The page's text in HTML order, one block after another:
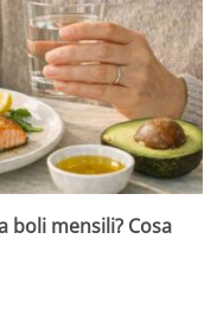
boli mensili? Cosa